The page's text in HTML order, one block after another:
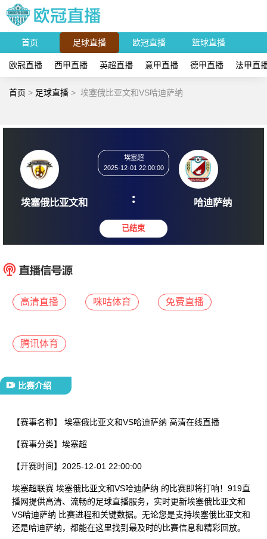
首页 足球直播 欧冠直播 篮球直播
欧冠直播 西甲直播 英超直播 意甲直播 德甲直播 法甲直
首页 > 足球直播 > 埃塞俄比亚文和VS哈迪萨纳
埃塞俄比亚文和
2025-12-01 22:00:00
: 哈迪
高清直播 咪咕体育 免费直播
腾讯体育
比赛介绍
【赛事名称】 埃塞俄比亚文和VS哈迪萨纳 高清在线直播
【赛事分类】 埃塞超
【开赛时间】 2025-12-01 22:00:00
埃塞超联赛 埃塞俄比亚文和VS哈迪萨纳 的比赛即将打响！919直
播网提供高清、流畅的足球直播服务，实时更新埃塞俄比亚文和
VS哈迪萨纳 比赛进程和关键数据。无论您是支持埃塞俄比亚文和
还是哈迪萨纳，都能在这里找到最及时的比赛信息和精彩回放。